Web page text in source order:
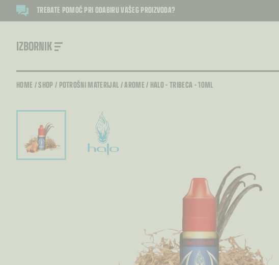
TREBATE POMOĆ PRI ODABIRU VAŠEG PROIZVODA?
IZBORNIK
HOME /SHOP / POTROŠNI MATERIJAL/AROME/ HALO – TRIBECA – 10ML